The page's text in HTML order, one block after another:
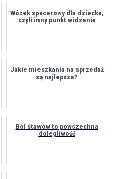
Wózek spacerowy dla dziecka,
czyli inny punkt widzenia
Jakie mieszkania na sprzedaż
są najlepsze?
Ból stawów to powszechna
dolegliwość